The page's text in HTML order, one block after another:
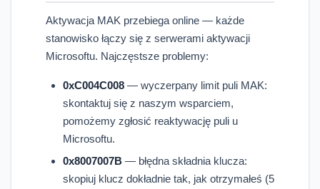
Aktywacja MAK przebiega online — każde
stanowisko łączy się z serwerami aktywacji
Microsoftu. Najczęstsze problemy:
0xC004C008 — wyczerpany limit puli MAK:
skontaktuj się z naszym wsparciem,
pomożemy zgłosić reaktywację puli u
Microsoftu.
0x8007007B — błędna składnia klucza:
skopiuj klucz dokładnie tak, jak otrzymałeś (5